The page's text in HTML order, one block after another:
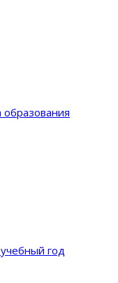
образования
год